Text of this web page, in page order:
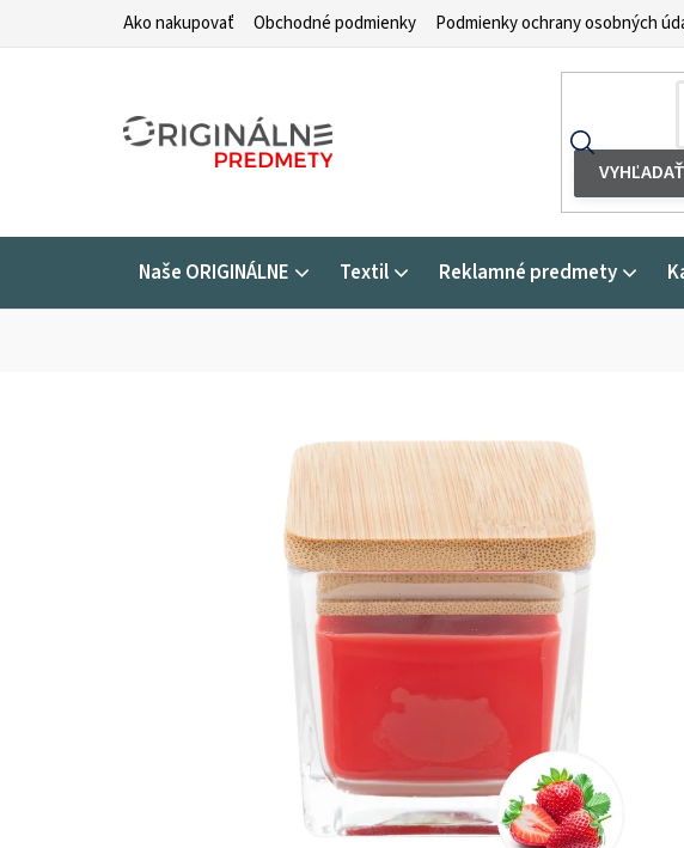
Ako nakupovať Obchodné podmienky Podmienky ochrany osobných
Naše ORIGINÁLNE Textil Reklamné predmety